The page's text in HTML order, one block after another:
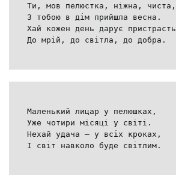
Ти, мов пелюстка, ніжна, чиста,
З тобою в дім прийшла весна.
Хай кожен день дарує пристрасть
До мрій, до світла, до добра.
Маленький лицар у пелюшках,
Уже чотири місяці у світі.
Нехай удача — у всіх кроках,
І світ навколо буде світлим.